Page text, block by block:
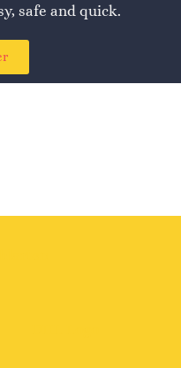
safe and quick.